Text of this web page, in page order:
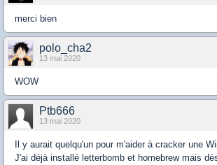
merci bien
polo_cha2
13 mai 2020
WOW
Ptb666
13 mai 2020
Il y aurait quelqu'un pour m'aider à cracker une
J'ai déjà installé letterbomb et homebrew mais